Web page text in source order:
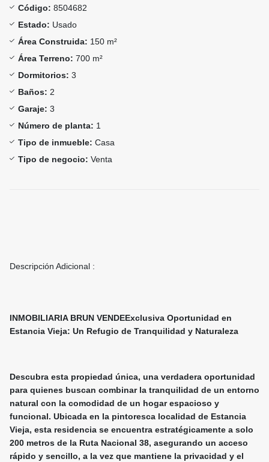
Código: 8504682
Estado: Usado
Área Construida: 150 m²
Área Terreno: 700 m²
Dormitorios: 3
Baños: 2
Garaje: 3
Número de planta: 1
Tipo de inmueble: Casa
Tipo de negocio: Venta
Descripción Adicional :
INMOBILIARIA BRUN VENDEExclusiva Oportunidad en
Estancia Vieja: Un Refugio de Tranquilidad y Naturaleza
Descubra esta propiedad única, una verdadera oportunidad
para quienes buscan combinar la tranquilidad de un entorno
natural con la comodidad de un hogar espacioso y
funcional. Ubicada en la pintoresca localidad de Estancia
Vieja, esta residencia se encuentra estratégicamente a solo
200 metros de la Ruta Nacional 38, asegurando un acceso
rápido y sencillo, a la vez que mantiene la privacidad y el